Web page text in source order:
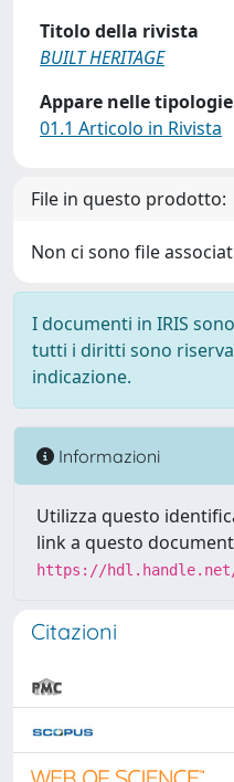
Titolo della rivista
BUILT HERITAGE
Appare nelle
01.1 Articolo in Rivista
File in questo prodotto:
Non ci sono file
I documenti in IRIS
tutti i diritti sono
indicazione.
Informazioni
Utilizza questo
link a questo
https://hdl.handle.net/
Citazioni